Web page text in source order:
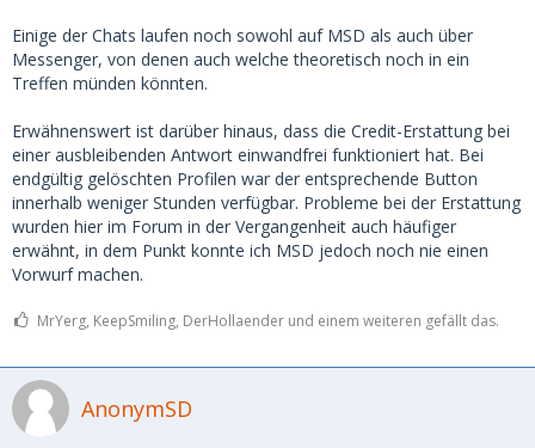
Einige der Chats laufen noch sowohl auf MSD als auch über
Messenger, von denen auch welche theoretisch noch in ein
Treffen münden könnten.
Erwähnenswert ist darüber hinaus, dass die Credit-Erstattung bei
einer ausbleibenden Antwort einwandfrei funktioniert hat. Bei
endgültig gelöschten Profilen war der entsprechende Button
innerhalb weniger Stunden verfügbar. Probleme bei der Erstattung
wurden hier im Forum in der Vergangenheit auch häufiger
erwähnt, in dem Punkt konnte ich MSD jedoch noch nie einen
Vorwurf machen.
MrYerg, KeepSmiling, DerHollaender und einem weiteren gefällt das.
AnonymSD